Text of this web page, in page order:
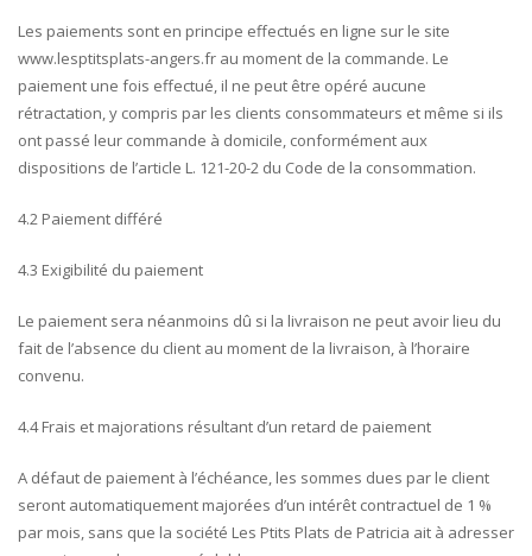
Les paiements sont en principe effectués en ligne sur le site
www.lesptitsplats-angers.fr au moment de la commande. Le
paiement une fois effectué, il ne peut être opéré aucune
rétractation, y compris par les clients consommateurs et même si ils
ont passé leur commande à domicile, conformément aux
dispositions de l’article L. 121-20-2 du Code de la consommation.
4.2 Paiement différé
4.3 Exigibilité du paiement
Le paiement sera néanmoins dû si la livraison ne peut avoir lieu du
fait de l’absence du client au moment de la livraison, à l’horaire
convenu.
4.4 Frais et majorations résultant d’un retard de paiement
A défaut de paiement à l’échéance, les sommes dues par le client
seront automatiquement majorées d’un intérêt contractuel de 1 %
par mois, sans que la société Les Ptits Plats de Patricia ait à adresser